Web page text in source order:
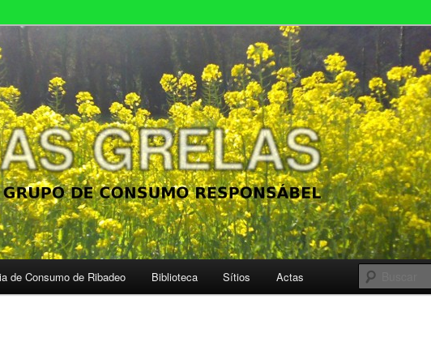
de Consumo de Ribadeo Biblioteca Sítios Actas